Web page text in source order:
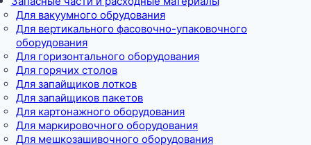
Для вакуумного обрудования
Для вертикального фасовочно-упаковочного
оборудования
Для горизонтального оборудования
Для горячих столов
Для запайщиков лотков
Для запайщиков пакетов
Для картонажного оборудования
Для маркировочного оборудования
Для мешкозашивочного оборудования